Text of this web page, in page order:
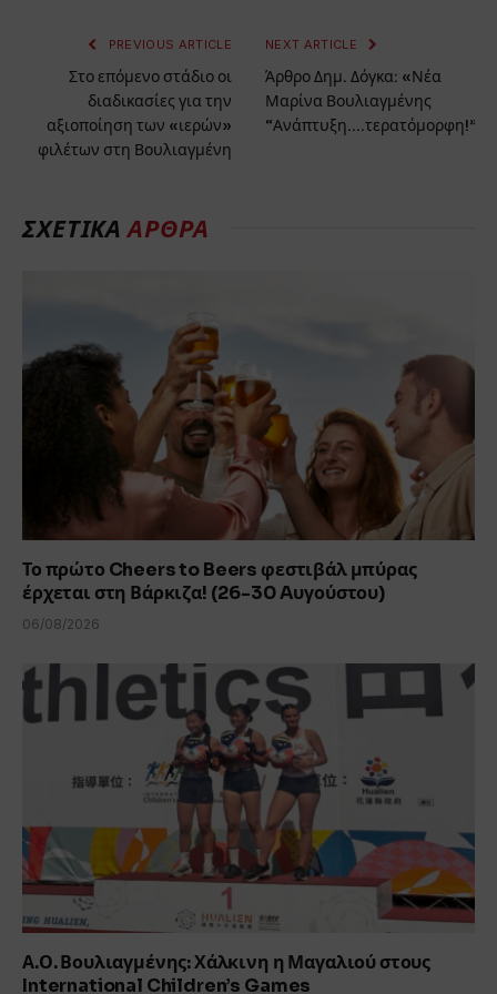
PREVIOUS ARTICLE
Στο επόμενο στάδιο οι
διαδικασίες για την
αξιοποίηση των «ιερών»
φιλέτων στη Βουλιαγμένη
NEXT ARTICLE
Άρθρο Δημ. Δόγκα: «Νέα
Μαρίνα Βουλιαγμένης
“Ανάπτυξη….τερατόμορφη!”»
ΣΧΕΤΙΚΑΑΡΘΡΑ
Το πρώτο Cheers to Beers φεστιβάλ μπύρας
έρχεται στη Βάρκιζα! (26-30 Aυγούστου)
06/08/2026
Α.Ο. Βουλιαγμένης: Χάλκινη η Μαγαλιού στους
International Children’s Games